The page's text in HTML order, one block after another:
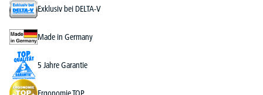
Exklusiv bei DELTA-V
Made in Germany
5 Jahre Garantie